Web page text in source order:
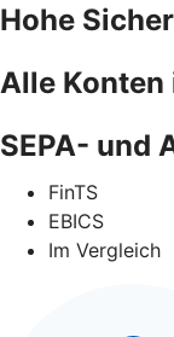
Hohe
Alle Konten
SEPA- und
FinTS
EBICS
Im Vergleich